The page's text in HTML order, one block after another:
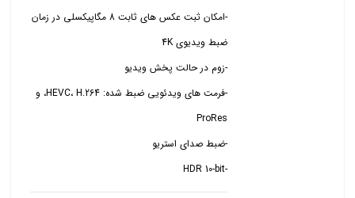
-امکان ثبت عکس های ثابت 8 مگاپیکسلی در زمان
ضبط ویدیوی 4K
-فرمت های ویدئویی ضبط شده: HEVC، H.264، و
ProRes
-HDR 10-bit